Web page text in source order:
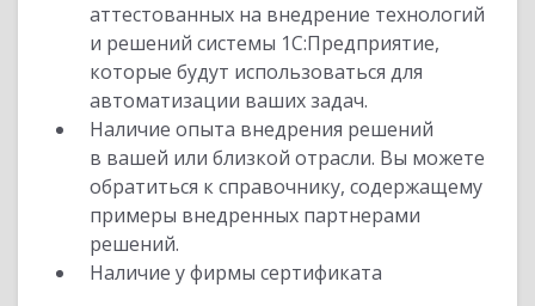
аттестованных на внедрение технологий
и решений системы 1С:Предприятие,
которые будут использоваться для
автоматизации ваших задач.
Наличие опыта внедрения решений
в вашей или близкой отрасли. Вы можете
обратиться к справочнику, содержащему
примеры внедренных партнерами
решений.
Наличие у фирмы сертификата